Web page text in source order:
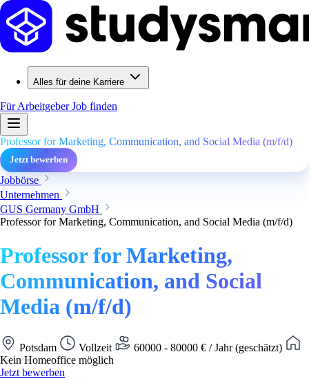
Alles für deine Karriere
Für ArbeitgeberJob finden
Professor for Marketing, Communication, and Social Media (m/f/d)
Jetzt bewerben
Jobbörse
Unternehmen
GUS Germany GmbH
Professor for Marketing, Communication, and Social Media (m/f/d)
Professor for Marketing,
Communication, and Social
Media (m/f/d)
Potsdam Vollzeit
60000 - 80000 € / Jahr (geschätzt)
Kein Homeoffice möglich
Jetzt bewerben